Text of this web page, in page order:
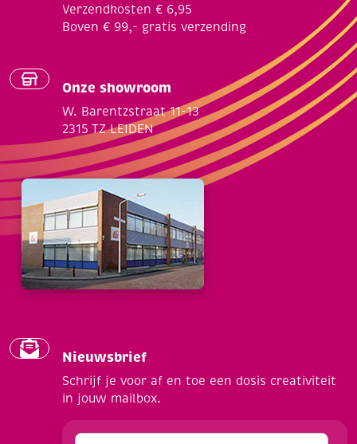
Verzendkosten € 6,95
Boven € 99,- gratis verzending
Onze showroom
W. Barentzstraat 11-13
2315 TZ LEIDEN
Nieuwsbrief
Schrijf je voor af en toe een dosis creativiteit
in jouw mailbox.